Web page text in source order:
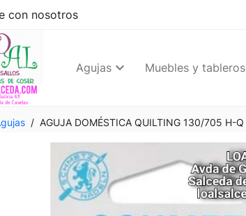
con nosotros
Agujas Muebles y tableros
AGUJA DOMÉSTICA QUILTING 130/705 H-Q